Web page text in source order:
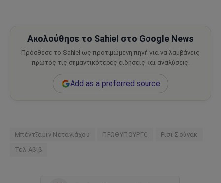
Ακολούθησε το Sahiel στο Google News
Πρόσθεσε το Sahiel ως προτιμώμενη πηγή για να λαμβάνεις
πρώτος τις σημαντικότερες ειδήσεις και αναλύσεις.
Add as a preferred source
Μπέντζαμιν Νετανιάχου ΠΡΩΘΥΠΟΥΡΓΟ Ρίσι Σούνακ
Τελ Αβίβ